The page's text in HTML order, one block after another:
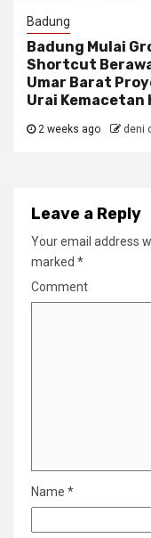
Badung
Badung Mulai
Shortcut
Umar Barat
Urai Kemacetan
2 weeks ago deni
Leave a Reply
Your email address
marked *
Comment
Name *